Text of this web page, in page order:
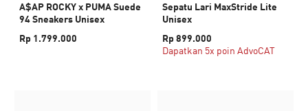
A$AP ROCKY x PUMA Suede
94 Sneakers Unisex
Rp 1.799.000
Sepatu Lari MaxStride Lite
Unisex
Rp 899.000
Dapatkan 5x poin AdvoCAT